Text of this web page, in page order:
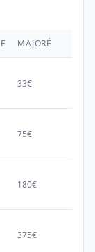
MAJORÉ
33€
75€
180€
375€